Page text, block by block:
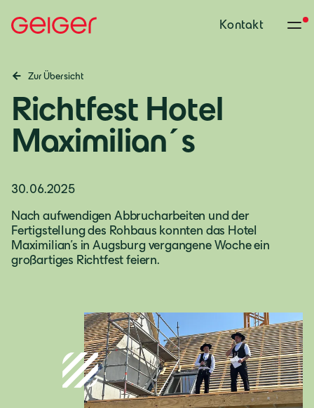
Kontakt
Zur Übersicht
Richtfest Hotel
Maximilian´s
30.06.2025
Nach aufwendigen Abbrucharbeiten und der
Fertigstellung des Rohbaus konnten das Hotel
Maximilian’s in Augsburg vergangene Woche ein
großartiges Richtfest feiern.
Deutschland
Deutsch
Österreich